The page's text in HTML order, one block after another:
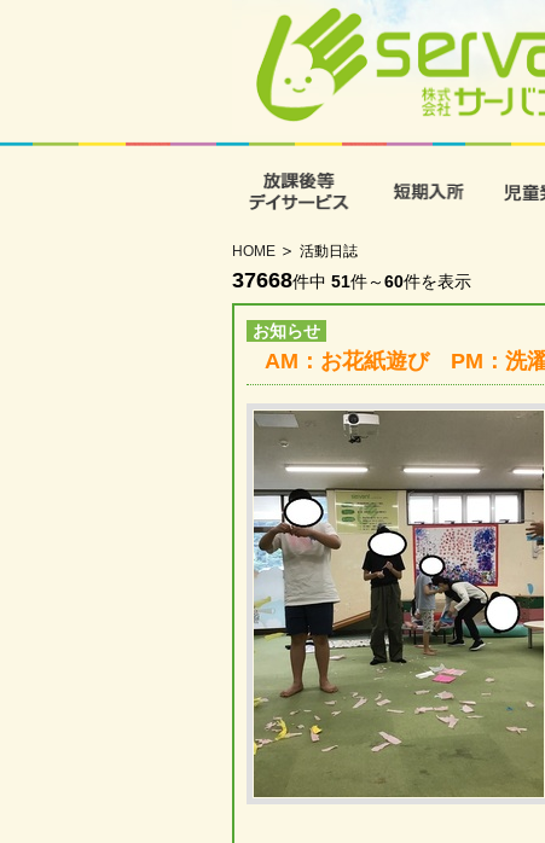
HOME 活動日誌
37668件中 51件～60件を表示
お知らせ
AM：お花紙遊び PM：洗